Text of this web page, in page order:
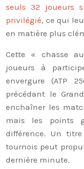
seuls 32 joueurs
privilégié, ce qui
en matière plus
Cette « chasse
joueurs à
envergure (ATP
précédant le
enchaîner les
mais les points
différence. Un
tournois peut
dernière minute.